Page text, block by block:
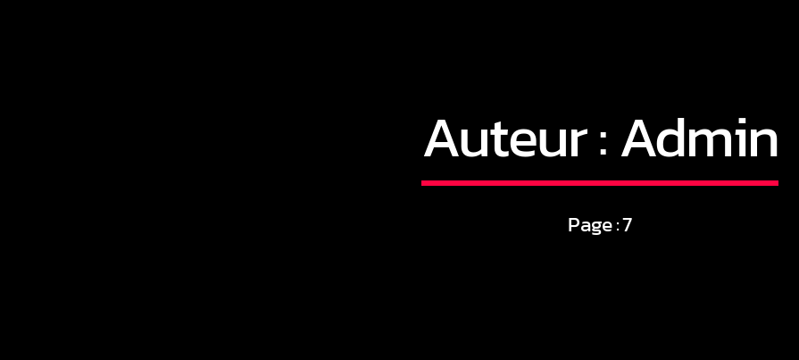
Auteur :Admin
Page : 7